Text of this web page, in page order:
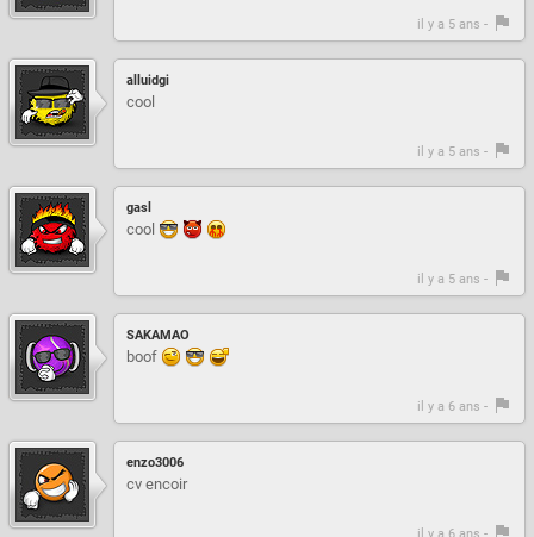
il y a 5 ans -
alluidgi
cool
il y a 5 ans -
gasl
cool
il y a 5 ans -
SAKAMAO
boof
il y a 6 ans -
enzo3006
cv encoir